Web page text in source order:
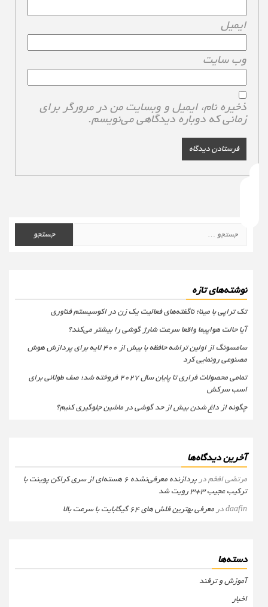
ایمیل*
وب‌ سایت
ذخیره نام، ایمیل و وبسایت من در مرورگر برای
زمانی که دوباره دیدگاهی می‌نویسم.
جستجو
برای:
نوشته‌های تازه
تک تراپی با مینا؛ ناگفته‌های فعالیت یک زن در اکوسیستم فناوری
آیا حالت هواپیما واقعا سرعت شارژ گوشی را بیشتر می‌کند؟
سامسونگ از اولین تراشه حافظه با بیش از ۴۰۰ لایه برای پردازش هوش
مصنوعی رونمایی کرد
تمامی محصولات فراری تا پایان سال ۲۰۲۷ فروخته شد؛ صف طولانی برای
اسب سرکش
چگونه از داغ شدن بیش از حد گوشی در ماشین جلوگیری کنیم؟
آخرین دیدگاه‌ها
مرتضی افخمدر
پردازنده معرفی‌نشده 6 هسته‌ای از سری کراکن پوینت با
ترکیب عجیب 3+3 رویت شد
daafinدرمعرفی بهترین فلش های 64 گیگابایت با سرعت بالا
دسته‌ها
آموزش و ترفند
اخبار